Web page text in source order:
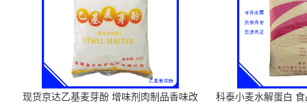
现货京达乙基麦芽酚 增味剂肉制品香味改
科泰小麦水解蛋白